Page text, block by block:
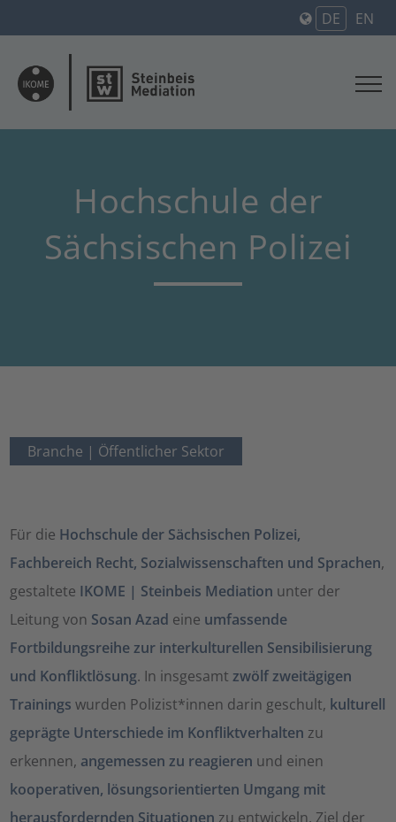
DE EN
Hochschule der
Sächsischen Polizei
Branche | Öffentlicher Sektor
Für die Hochschule der Sächsischen Polizei,
Fachbereich Recht, Sozialwissenschaften und Sprachen,
gestaltete IKOME | Steinbeis Mediation unter der
Leitung von Sosan Azad eine umfassende
Fortbildungsreihe zur interkulturellen Sensibilisierung
und Konfliktlösung. In insgesamtzwölf zweitägigen
Trainings wurden Polizist*innen darin geschult, kulturell
geprägte Unterschiede im Konfliktverhalten zu
erkennen, angemessen zu reagieren und einen
kooperativen, lösungsorientierten Umgang mit
herausfordernden Situationen zu entwickeln. Ziel der